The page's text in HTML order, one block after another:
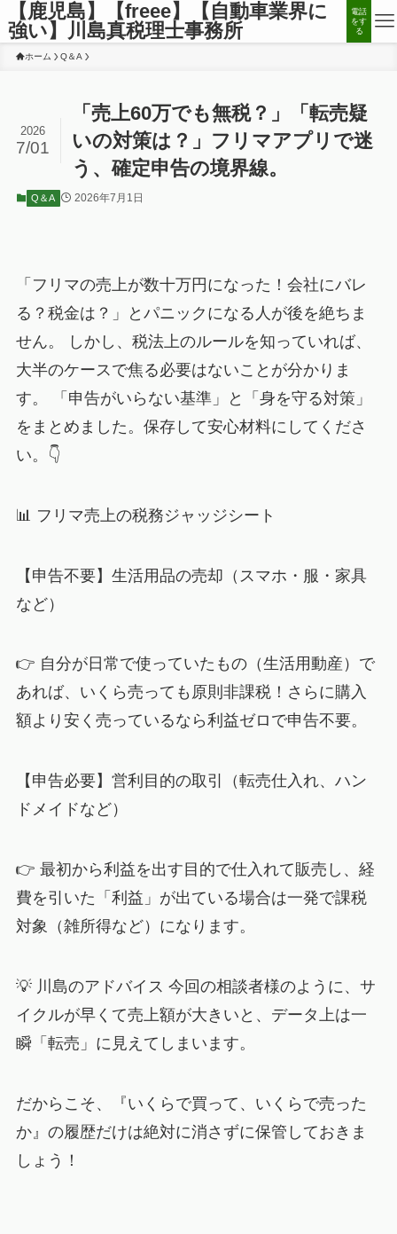
【鹿児島】【freee】【自動車業界に
強い】川島真税理士事務所
電話
をす
る
ホーム Q＆A
「売上60万でも無税？」「転売疑
いの対策は？」フリマアプリで迷
う、確定申告の境界線。
2026
7/01
Q＆A 2026年7月1日
「フリマの売上が数十万円になった！会社にバレ
る？税金は？」とパニックになる人が後を絶ちま
せん。 しかし、税法上のルールを知っていれば、
大半のケースで焦る必要はないことが分かりま
す。 「申告がいらない基準」と「身を守る対策」
をまとめました。保存して安心材料にしてくださ
い。👇
📊 フリマ売上の税務ジャッジシート
【申告不要】生活用品の売却（スマホ・服・家具
など）
👉 自分が日常で使っていたもの（生活用動産）で
あれば、いくら売っても原則非課税！さらに購入
額より安く売っているなら利益ゼロで申告不要。
【申告必要】営利目的の取引（転売仕入れ、ハン
ドメイドなど）
👉 最初から利益を出す目的で仕入れて販売し、経
費を引いた「利益」が出ている場合は一発で課税
対象（雑所得など）になります。
💡 川島のアドバイス 今回の相談者様のように、サ
イクルが早くて売上額が大きいと、データ上は一
瞬「転売」に見えてしまいます。
だからこそ、『いくらで買って、いくらで売った
か』の履歴だけは絶対に消さずに保管しておきま
しょう！